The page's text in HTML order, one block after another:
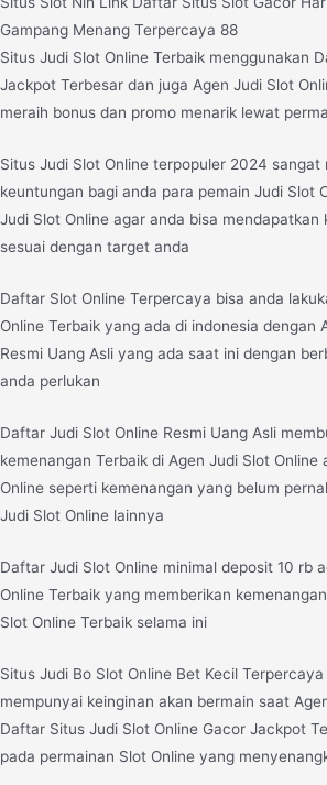
Gampang Menang Terpercaya 88
Situs Judi Slot Online Terbaik menggunakan
Jackpot Terbesar dan juga Agen Judi Slot
meraih bonus dan promo menarik lewat
Situs Judi Slot Online terpopuler 2024 sangat
keuntungan bagi anda para pemain Judi Slot
Judi Slot Online agar anda bisa
sesuai dengan target anda
Daftar Slot Online Terpercaya bisa anda
Online Terbaik yang ada di indonesia dengan
Resmi Uang Asli yang ada saat ini dengan
anda perlukan
Daftar Judi Slot Online Resmi Uang Asli
kemenangan Terbaik di Agen Judi Slot
Online seperti kemenangan yang belum
Judi Slot Online lainnya
Daftar Judi Slot Online minimal deposit 10 rb
Online Terbaik yang memberikan
Slot Online Terbaik selama ini
Situs Judi Bo Slot Online Bet Kecil
mempunyai keinginan akan bermain saat
Daftar Situs Judi Slot Online Gacor Jackpot
pada permainan Slot Online yang